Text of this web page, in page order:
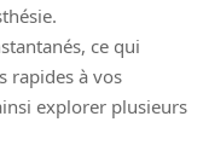
ce qui
rapides à vos
explorer plusieurs